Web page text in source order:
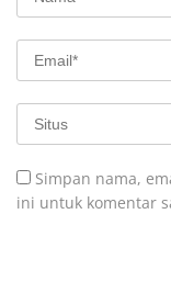
Simpan nama,
ini untuk komentar